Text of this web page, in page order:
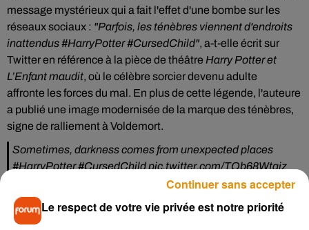
message mystérieux qui a fait l'effet d'une bombe sur les
réseaux sociaux : "Parfois, les ténèbres viennent d'endroits
inattendus #HarryPotter #CursedChild", a-t-elle écrit sur
Twitter en référence à la pièce de théâtre Harry Potter et
L’Enfant maudit, où le célèbre sorcier devenu adulte
affronte les forces du mal. En plus de cette légende, l'auteure
a publié une image modernisée de la marque des ténèbres,
signe de ralliement à Voldemort.
Sometimes, darkness comes from unexpected places
#HarryPotter#CursedChildpic.twitter.com/TQb68Wtqiz
September 5, 2019
Depuis ce tweet très énigmatique, les fans sont en ébullition.
Le respect de votre vie privée est notre priorité
Continuer sans accepter